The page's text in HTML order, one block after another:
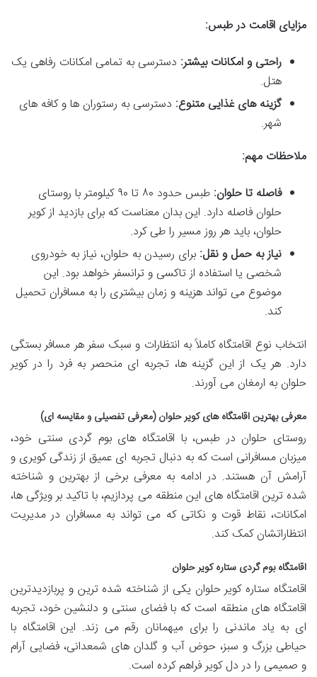
مزایای اقامت در طبس:
راحتی و امکانات بیشتر: دسترسی به تمامی امکانات رفاهی یک
هتل.
گزینه های غذایی متنوع: دسترسی به رستوران ها و کافه های
شهر.
ملاحظات مهم:
فاصله تا حلوان:
طبس حدود ۸۰ تا ۹۰ کیلومتر با روستای
حلوان فاصله دارد. این بدان معناست که برای بازدید از کویر
حلوان، باید هر روز مسیر را طی کرد.
نیاز به حمل و نقل: برای رسیدن به حلوان، نیاز به خودروی
شخصی یا استفاده از تاکسی و ترانسفر خواهد بود. این
موضوع می تواند هزینه و زمان بیشتری را به مسافران تحمیل
کند.
انتخاب نوع اقامتگاه کاملاً به انتظارات و سبک سفر هر مسافر بستگی
دارد. هر یک از این گزینه ها، تجربه ای منحصر به فرد را در کویر
حلوان به ارمغان می آورند.
معرفی بهترین اقامتگاه های کویر حلوان (معرفی تفصیلی و مقایسه ای)
روستای حلوان در طبس، با اقامتگاه های بوم گردی سنتی خود،
میزبان مسافرانی است که به دنبال تجربه ای عمیق از زندگی کویری و
آرامش آن هستند. در ادامه به معرفی برخی از بهترین و شناخته
شده ترین اقامتگاه های این منطقه می پردازیم، با تاکید بر ویژگی ها،
امکانات، نقاط قوت و نکاتی که می تواند به مسافران در مدیریت
انتظاراتشان کمک کند.
اقامتگاه بوم گردی ستاره کویر حلوان
اقامتگاه ستاره کویر حلوان یکی از شناخته شده ترین و پربازدیدترین
اقامتگاه های منطقه است که با فضای سنتی و دلنشین خود، تجربه
ای به یاد ماندنی را برای میهمانان رقم می زند. این اقامتگاه با
حیاطی بزرگ و سبز، حوض آب و گلدان های شمعدانی، فضایی آرام
و صمیمی را در دل کویر فراهم کرده است.